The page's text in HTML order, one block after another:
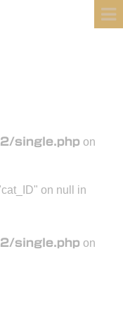
single.php on
on null in
single.php on